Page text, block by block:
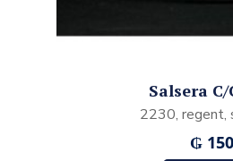
Salsera
2230, regent,
₲